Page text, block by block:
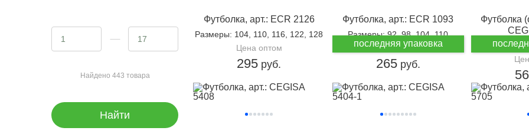
Найдено 443 товара
Найти
Футболка, арт.: ECR 2126
Размеры: 104, 110, 116, 122, 128
Цена оптом
295 руб.
Футболка, арт.: ECR 1093
Размеры: 92, 98, 104, 110
Цена оптом
265руб.
Футболка
Размеры:
последняя упаковка